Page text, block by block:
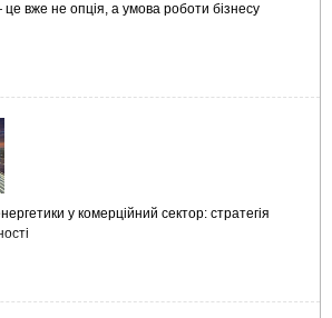
це вже не опція, а умова роботи бізнесу
у комерційний сектор: стратегія